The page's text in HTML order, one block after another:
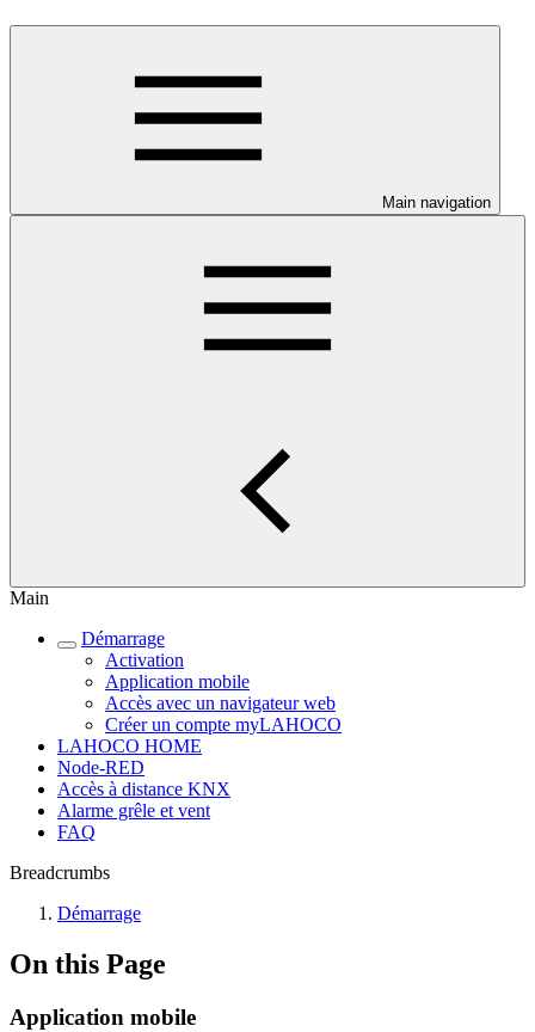
Main navigation
Main
Démarrage
Activation
Application mobile
Accès avec un navigateur web
Créer un compte myLAHOCO
LAHOCO HOME
Node-RED
Accès à distance KNX
Alarme grêle et vent
FAQ
Breadcrumbs
Démarrage
On this Page
Application mobile